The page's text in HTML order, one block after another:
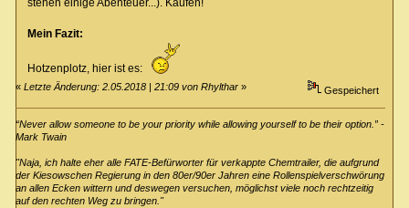
stehen einige Abenteuer...). Kaufen!
Mein Fazit:
Hotzenplotz, hier ist es:
«Letzte Änderung: 2.05.2018 | 21:09 von Rhylthar » Gespeichert
“Never allow someone to be your priority while allowing yourself to be their option.” -
Mark Twain
"Naja, ich halte eher alle FATE-Befürworter für verkappte Chemtrailer, die aufgrund
der Kiesowschen Regierung in den 80er/90er Jahren eine Rollenspielverschwörung
an allen Ecken wittern und deswegen versuchen, möglichst viele noch rechtzeitig
auf den rechten Weg zu bringen."